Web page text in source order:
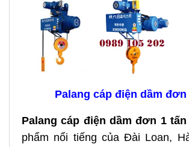
Palang cáp điện dầm đơn
Palang cáp điện dầm đơn 1 tấn
phẩm nổi tiếng của Đài Loan,